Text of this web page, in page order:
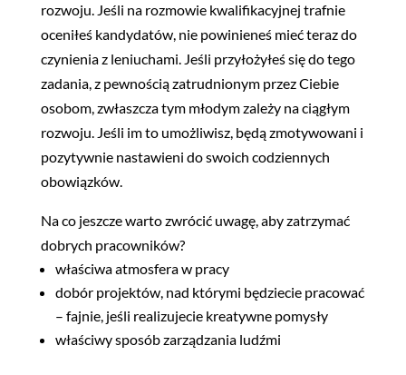
rozwoju. Jeśli na rozmowie kwalifikacyjnej trafnie
oceniłeś kandydatów, nie powinieneś mieć teraz do
czynienia z leniuchami. Jeśli przyłożyłeś się do tego
zadania, z pewnością zatrudnionym przez Ciebie
osobom, zwłaszcza tym młodym zależy na ciągłym
rozwoju. Jeśli im to umożliwisz, będą zmotywowani i
pozytywnie nastawieni do swoich codziennych
obowiązków.
Na co jeszcze warto zwrócić uwagę, aby zatrzymać
dobrych pracowników?
właściwa atmosfera w pracy
dobór projektów, nad którymi będziecie pracować
– fajnie, jeśli realizujecie kreatywne pomysły
właściwy sposób zarządzania ludźmi